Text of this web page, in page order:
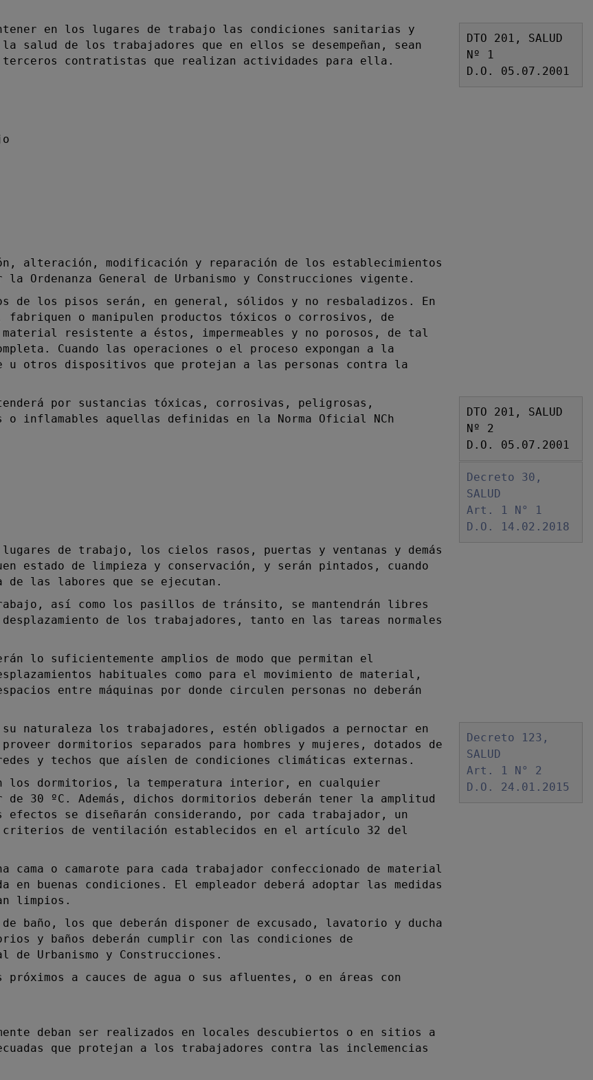
DTO 201, SALUD
Nº 1
D.O. 05.07.2001
en los lugares de trabajo las condiciones sanitarias y
salud de los trabajadores que en ellos se desempeñan, sean
terceros contratistas que realizan actividades para ella.
modificación y reparación de los establecimientos
General de Urbanismo y Construcciones vigente.
los pisos serán, en general, sólidos y no resbaladizos. En
fabriquen o manipulen productos tóxicos o corrosivos, de
resistente a éstos, impermeables y no porosos, de tal
Cuando las operaciones o el proceso expongan a la
u otros dispositivos que protejan a las personas contra la
DTO 201, SALUD
Nº 2
D.O. 05.07.2001
por sustancias tóxicas, corrosivas, peligrosas,
inflamables aquellas definidas en la Norma Oficial NCh
Decreto 30,
SALUD
Art. 1 N° 1
D.O. 14.02.2018
de trabajo, los cielos rasos, puertas y ventanas y demás
estado de limpieza y conservación, y serán pintados, cuando
las labores que se ejecutan.
así como los pasillos de tránsito, se mantendrán libres
de los trabajadores, tanto en las tareas normales
suficientemente amplios de modo que permitan el
habituales como para el movimiento de material,
entre máquinas por donde circulen personas no deberán
Decreto 123,
SALUD
Art. 1 N° 2
D.O. 24.01.2015
su naturaleza los trabajadores, estén obligados a pernoctar en
dormitorios separados para hombres y mujeres, dotados de
y techos que aíslen de condiciones climáticas externas.
los dormitorios, la temperatura interior, en cualquier
30 ºC. Además, dichos dormitorios deberán tener la amplitud
se diseñarán considerando, por cada trabajador, un
criterios de ventilación establecidos en el artículo 32 del
o camarote para cada trabajador confeccionado de material
en buenas condiciones. El empleador deberá adoptar las medidas
limpios.
baño, los que deberán disponer de excusado, lavatorio y ducha
y baños deberán cumplir con las condiciones de
de Urbanismo y Construcciones.
próximos a cauces de agua o sus afluentes, o en áreas con
deban ser realizados en locales descubiertos o en sitios a
que protejan a los trabajadores contra las inclemencias